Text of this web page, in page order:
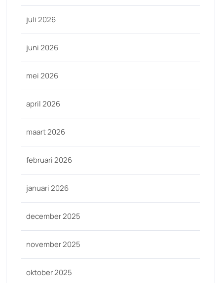
juli 2026
juni 2026
mei 2026
april 2026
maart 2026
februari 2026
januari 2026
december 2025
november 2025
oktober 2025